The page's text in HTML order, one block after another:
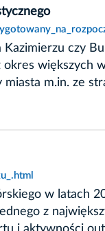
czy
większych
m.in. ze
w latach
z